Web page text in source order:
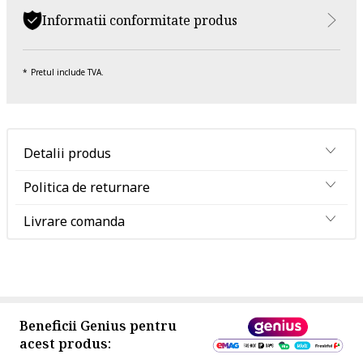
Informatii conformitate produs
Pretul include TVA.
Detalii produs
Politica de returnare
Livrare comanda
Beneficii Genius pentru
acest produs: